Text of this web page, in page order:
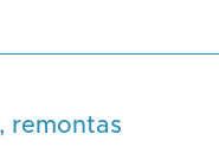
remontas